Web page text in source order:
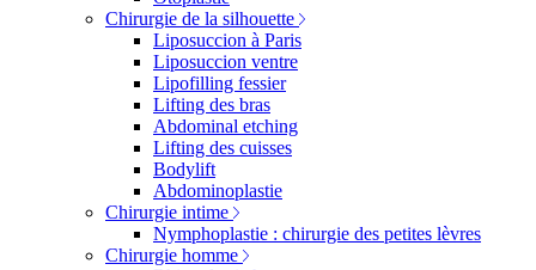
Chirurgie de la silhouette
Liposuccion à Paris
Liposuccion ventre
Lipofilling fessier
Lifting des bras
Abdominal etching
Lifting des cuisses
Bodylift
Abdominoplastie
Chirurgie intime
Nymphoplastie : chirurgie des petites lèvres
Chirurgie homme